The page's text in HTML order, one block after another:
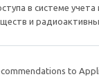
в системе
и
to